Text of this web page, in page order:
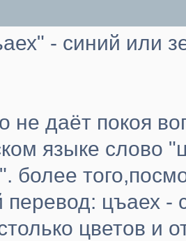
- синий или
не даёт покоя
языке слово
более
перевод: цъаех -
цветов и